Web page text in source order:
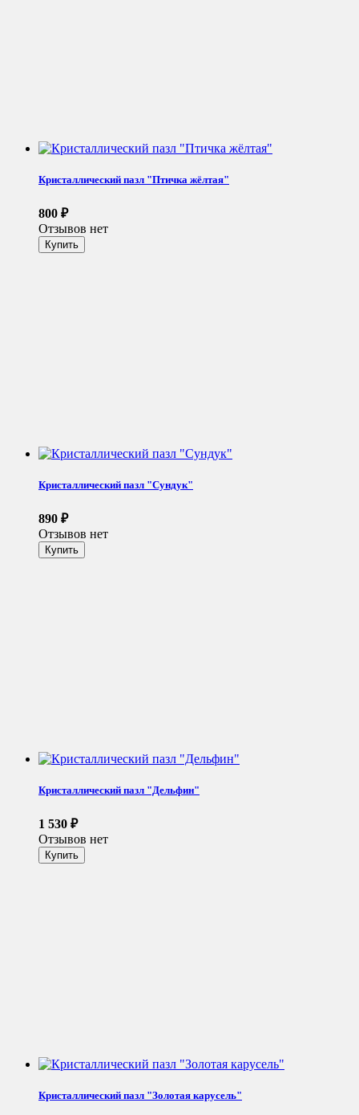
Кристаллический пазл "Птичка жёлтая"
800 ₽
Отзывов нет
Кристаллический пазл "Сундук"
890 ₽
Отзывов нет
Кристаллический пазл "Дельфин"
1 530 ₽
Отзывов нет
Кристаллический пазл "Золотая карусель"